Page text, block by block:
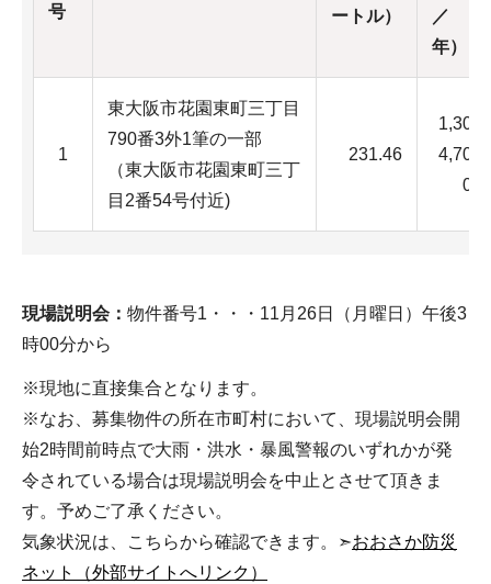
号
ートル）
／
年）
1
東大阪市花園東町三丁目
790番3外1筆の一部
（東大阪市花園東町三丁
目2番54号付近)
231.46
1,30
4,70
0
現場説明会： 物件番号1・・・11月26日（月曜日）午後3
時00分から
※現地に直接集合となります。
※なお、募集物件の所在市町村において、現場説明会開
始2時間前時点で大雨・洪水・暴風警報のいずれかが発
令されている場合は現場説明会を中止とさせて頂きま
す。予めご了承ください。
気象状況は、こちらから確認できます。➣おおさか防災
ネット（外部サイトへリンク）